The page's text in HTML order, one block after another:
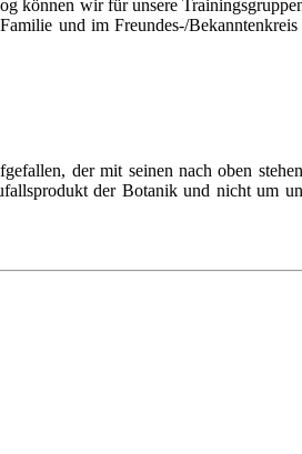
können wir für unsere
und im Freundes-/Bekanntenkreis
der mit seinen nach oben
der Botanik und nicht um